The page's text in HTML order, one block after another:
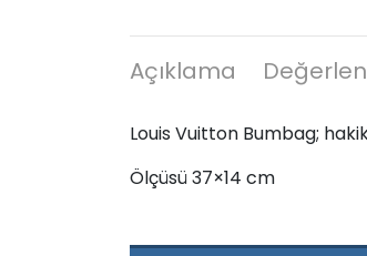
Açıklama
Louis Vuitton Bumbag;
Ölçüsü 37×14 cm